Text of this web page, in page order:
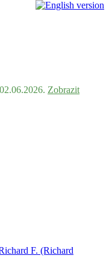
Zobrazit
F. (Richard